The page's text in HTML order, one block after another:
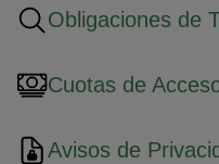
Obligaciones de
Cuotas de
Avisos de